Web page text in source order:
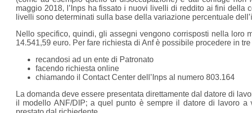
maggio 2018, l’Inps ha fissato i nuovi livelli di reddito ai fini della
livelli sono determinati sulla base della variazione percentuale
Nello specifico, quindi, gli assegni vengono corrisposti nella loro
14.541,59 euro. Per fare richiesta di Anf è possibile procedere in
recandosi ad un ente di Patronato
facendo richiesta online
chiamando il Contact Center dell’Inps al numero 803.164
La domanda deve essere presentata direttamente dal datore di
il modello ANF/DIP; a quel punto è sempre il datore di lavoro